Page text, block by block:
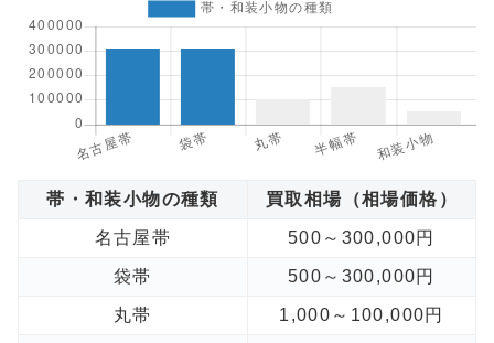
帯・和装小物の種類 買取相場（相場価格）
名古屋帯 500～300,000円
袋帯 500～300,000円
丸帯 1,000～100,000円